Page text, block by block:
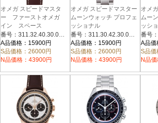
オメガ スピードマスタ
ー ファーストオメガ
イン スペース
311.32.40.30.01.001 ブラ
ック
番号：311.32.40.30.01.001
A品価格：15900円
S品価格：26000円
N品価格：43900円
オメガ スピードマスター
ムーンウォッチ プロフェ
ッショナル
311.30.42.30.01.006 ブラ
ック
番号：311.30.42.30.01.006
A品価格：15900円
S品価格：26000円
N品価格：43900円
オメ
ムー
ッシ
ック
A品価
S品価
N品